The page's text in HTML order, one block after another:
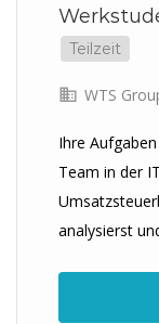
Teilzeit
WTS
Ihre
Team in der
analysierst